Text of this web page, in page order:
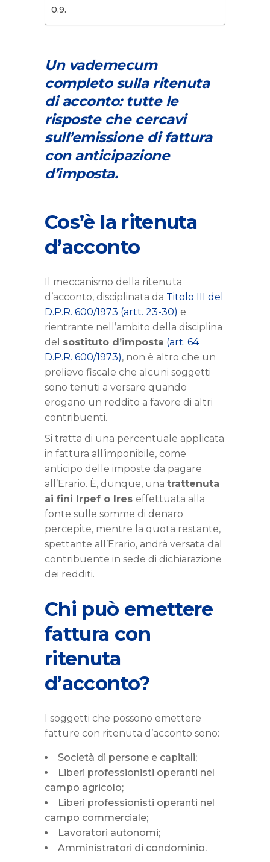
Un vademecum
completo sulla ritenuta
di acconto: tutte le
risposte che cercavi
sull’emissione di fattura
con anticipazione
d’imposta.
Cos’è la ritenuta
d’acconto
Il meccanismo della ritenuta
d’acconto, disciplinata da Titolo III del
D.P.R. 600/1973 (artt. 23-30) e
rientrante nell’ambito della disciplina
del sostituto d’imposta (art. 64
D.P.R. 600/1973), non è altro che un
prelievo fiscale che alcuni soggetti
sono tenuti a versare quando
erogano un reddito a favore di altri
contribuenti.
Si tratta di una percentuale applicata
in fattura all’imponibile, come
anticipo delle imposte da pagare
all’Erario. È, dunque, una trattenuta
ai fini Irpef o Ires effettuata alla
fonte sulle somme di denaro
percepite, mentre la quota restante,
spettante all’Erario, andrà versata dal
contribuente in sede di dichiarazione
dei redditi.
Chi può emettere
fattura con
ritenuta
d’acconto?
I soggetti che possono emettere
fatture con ritenuta d’acconto sono:
Società di persone e capitali;
Liberi professionisti operanti nel
campo agricolo;
Liberi professionisti operanti nel
campo commerciale;
Lavoratori autonomi;
Amministratori di condominio.